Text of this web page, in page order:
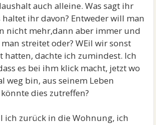
auch alleine. Was sagt ihr
haltet ihr davon? Entweder will man
nicht mehr,dann aber immer und
streitet oder? WEil wir sonst
hatten, dachte ich zumindest. Ich
es bei ihm klick macht, jetzt wo
weg bin, aus seinem Leben
dies zutreffen?
ich zurück in die Wohnung, ich